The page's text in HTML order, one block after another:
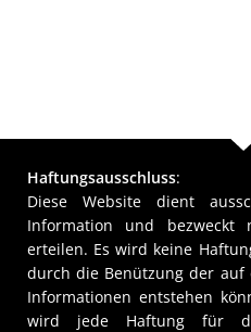
Haftungsausschluss:
Diese Website dient
Information und bezweckt
erteilen. Es wird keine
durch die Benützung der auf
Informationen entstehen
wird jede Haftung für